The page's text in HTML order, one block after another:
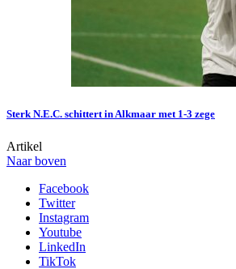
Sterk N.E.C. schittert in Alkmaar met 1-3 zege
Artikel
Naar boven
Facebook
Twitter
Instagram
Youtube
LinkedIn
TikTok